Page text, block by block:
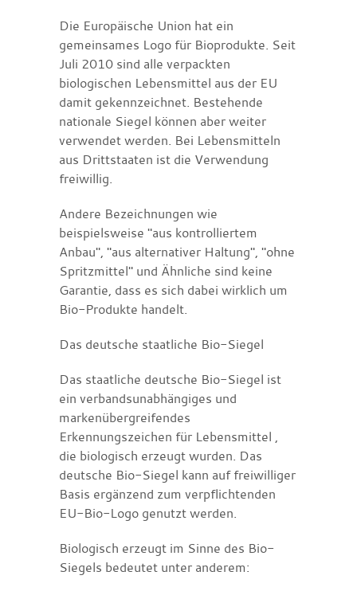
Die Europäische Union hat ein
gemeinsames Logo für Bioprodukte. Seit
Juli 2010 sind alle verpackten
biologischen Lebensmittel aus der EU
damit gekennzeichnet. Bestehende
nationale Siegel können aber weiter
verwendet werden. Bei Lebensmitteln
aus Drittstaaten ist die Verwendung
freiwillig.
Andere Bezeichnungen wie
beispielsweise "aus kontrolliertem
Anbau", "aus alternativer Haltung", "ohne
Spritzmittel" und Ähnliche sind keine
Garantie, dass es sich dabei wirklich um
Bio-Produkte handelt.
Das deutsche staatliche Bio-Siegel
Das staatliche deutsche Bio-Siegel ist
ein verbandsunabhängiges und
markenübergreifendes
Erkennungszeichen für Lebensmittel ,
die biologisch erzeugt wurden. Das
deutsche Bio-Siegel kann auf freiwilliger
Basis ergänzend zum verpflichtenden
EU-Bio-Logo genutzt werden.
Biologisch erzeugt im Sinne des Bio-
Siegels bedeutet unter anderem: